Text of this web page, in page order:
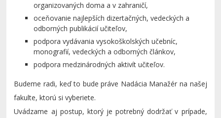
organizovaných doma a v zahraničí,
oceňovanie najlepších dizertačných, vedeckých a
odborných publikácií učiteľov,
podpora vydávania vysokoškolských učebníc,
monografií, vedeckých a odborných článkov,
podpora medzinárodných aktivít učiteľov.
Budeme radi, keď to bude práve Nadácia Manažér na našej
fakulte, ktorú si vyberiete.
Uvádzame aj postup, ktorý je potrebný dodržať v prípade,